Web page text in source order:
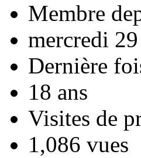
Membre
mercredi
Dernière
18 ans
Visites de
1,086 vues